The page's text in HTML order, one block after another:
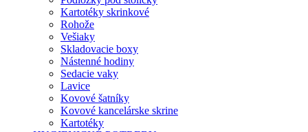
Kartotéky skrinkové
Rohože
Vešiaky
Skladovacie boxy
Nástenné hodiny
Sedacie vaky
Lavice
Kovové šatníky
Kovové kancelárske skrine
Kartotéky